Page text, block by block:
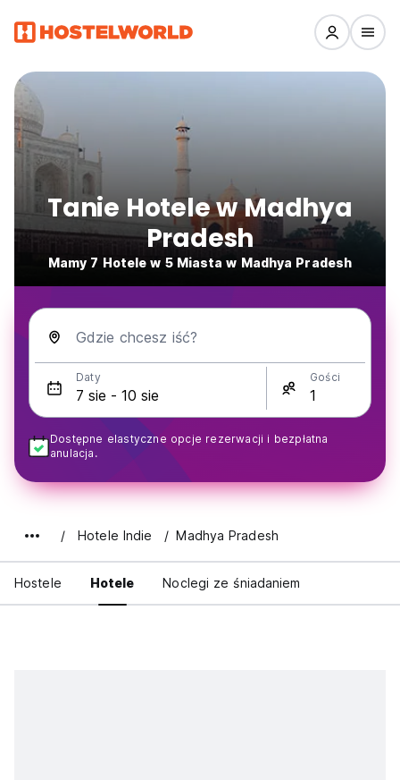
Tanie Hotele w Madhya
Pradesh
Mamy 7 Hotele w 5 Miasta w Madhya Pradesh
Gdzie chcesz iść?
Daty Gości
Dostępne elastyczne opcje rezerwacji i bezpłatna
anulacja.
Hotele Indie Madhya Pradesh
Hostele Hotele Noclegi ze śniadaniem